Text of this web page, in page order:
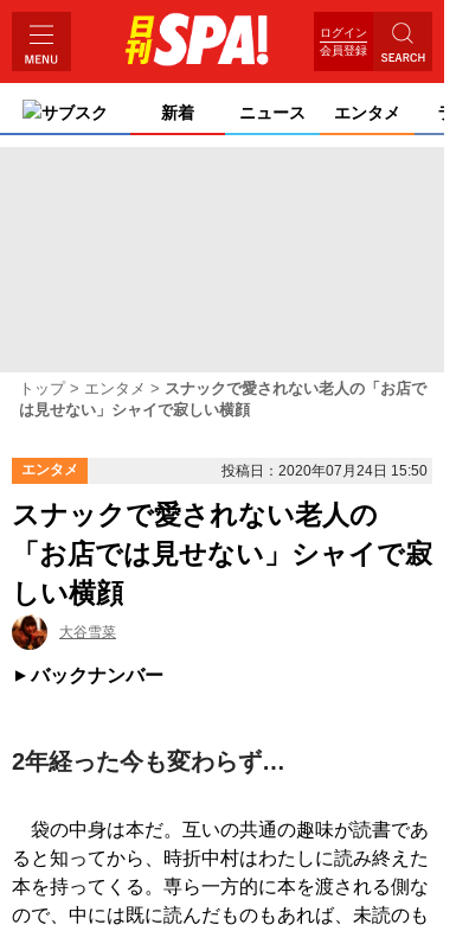
ログイン
会員登録
サブスク 新着 ニュース エンタメ ライ
トップ エンタメ
スナックで愛されない老人の「お店で
は見せない」シャイで寂しい横顔
エンタメ 投稿日：2020年07月24日 15:50
スナックで愛されない老人の
「お店では見せない」シャイで寂
しい横顔
大谷雪菜
バックナンバー
2年経った今も変わらず…
袋の中身は本だ。互いの共通の趣味が読書であ
ると知ってから、時折中村はわたしに読み終えた
本を持ってくる。専ら一方的に本を渡される側な
ので、中には既に読んだものもあれば、未読のも